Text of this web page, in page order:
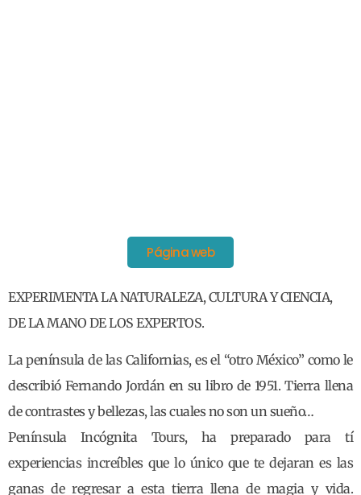
Página web
EXPERIMENTA LA NATURALEZA, CULTURA Y CIENCIA,
DE LA MANO DE LOS EXPERTOS.
La península de las Californias, es el “otro México” como le
describió Fernando Jordán en su libro de 1951. Tierra llena
de contrastes y bellezas, las cuales no son un sueño…
Península Incógnita Tours, ha preparado para tí
experiencias increíbles que lo único que te dejaran es las
ganas de regresar a esta tierra llena de magia y vida.